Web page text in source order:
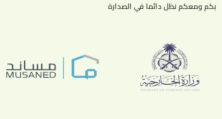
بكم ومعكم نظل دائما في الصدارة